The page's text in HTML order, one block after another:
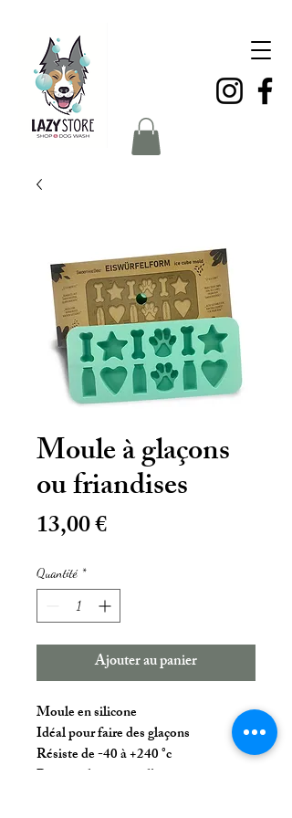
Moule à glaçons
ou friandises
13,00 €Prix
Quantité *
Ajouter au panier
Moule en silicone
Idéal pour faire des glaçons
Résiste de -40 à +240 °c
Passe au lave vaisselle